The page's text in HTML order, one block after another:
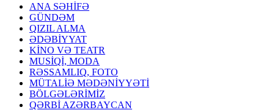
ANA SƏHİFƏ
GÜNDƏM
QIZIL ALMA
ƏDƏBİYYAT
KİNO VƏ TEATR
MUSİQİ, MODA
RƏSSAMLIQ, FOTO
MÜTALİƏ MƏDƏNİYYƏTİ
BÖLGƏLƏRİMİZ
QƏRBİ AZƏRBAYCAN